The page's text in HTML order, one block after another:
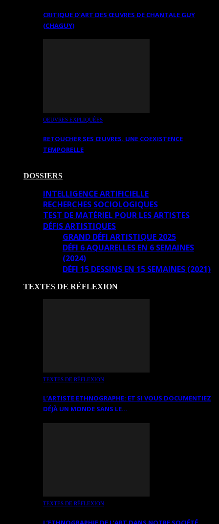
CRITIQUE D’ART DES ŒUVRES DE CHANTALE GUY
(CHAGUY)
OEUVRES EXPLIQUÉES
RETOUCHER SES ŒUVRES. UNE COEXISTENCE
TEMPORELLE
DOSSIERS
INTELLIGENCE ARTIFICIELLE
RECHERCHES SOCIOLOGIQUES
TEST DE MATÉRIEL POUR LES ARTISTES
DÉFIS ARTISTIQUES
GRAND DÉFI ARTISTIQUE 2025
DÉFI 6 AQUARELLES EN 6 SEMAINES
(2024)
DÉFI 15 DESSINS EN 15 SEMAINES (2021)
TEXTES DE RÉFLEXION
TEXTES DE RÉFLEXION
L’ARTISTE ETHNOGRAPHE: ET SI VOUS DOCUMENTIEZ
DÉJÀ UN MONDE SANS LE…
TEXTES DE RÉFLEXION